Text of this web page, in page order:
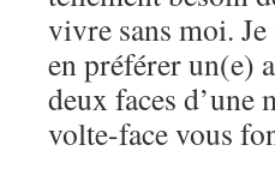
vivre sans moi.
en préférer un(e)
deux faces d’une
volte-face vous